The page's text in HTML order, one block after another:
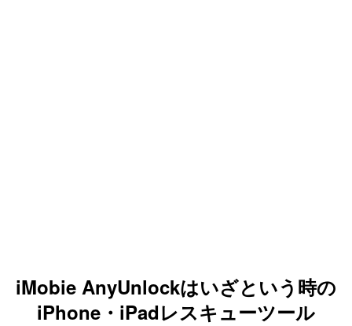
iMobie AnyUnlockはいざという時の
iPhone・iPadレスキューツール